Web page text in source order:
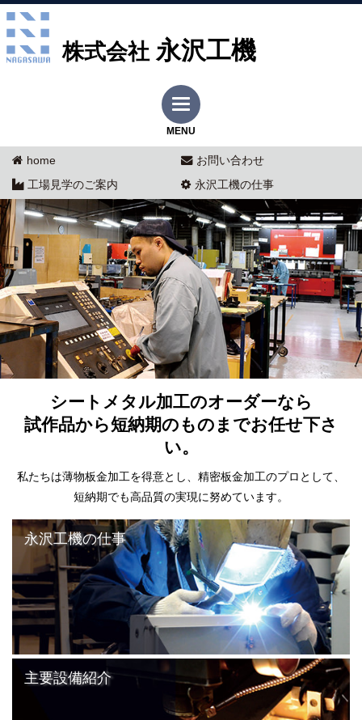
株式会社 永沢工機
MENU
home
お問い合わせ
工場見学のご案内
永沢工機の仕事
シートメタル加工のオーダーなら
試作品から短納期のものまでお任せ下さ
い。
私たちは薄物板金加工を得意とし、精密板金加工のプロとして、
短納期でも高品質の実現に努めています。
永沢工機の仕事
主要設備紹介